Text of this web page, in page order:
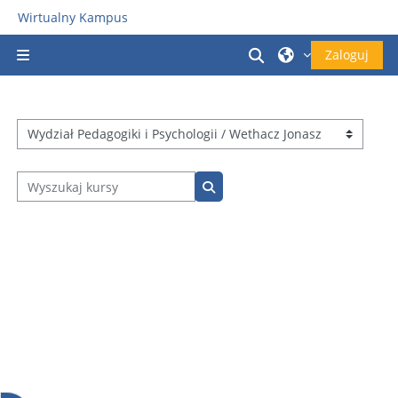
Przejdź do głównej zawartości
Wirtualny Kampus
Przełącznik
Zaloguj
Kategorie kursów
Wyszukaj kursy
Wyszukaj kursy